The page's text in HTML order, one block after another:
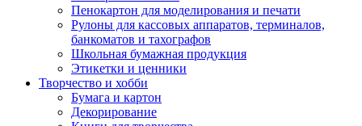
Пенокартон для моделирования и печати
Рулоны для кассовых аппаратов, терминалов,
банкоматов и тахографов
Школьная бумажная продукция
Этикетки и ценники
Творчество и хобби
Бумага и картон
Декорирование